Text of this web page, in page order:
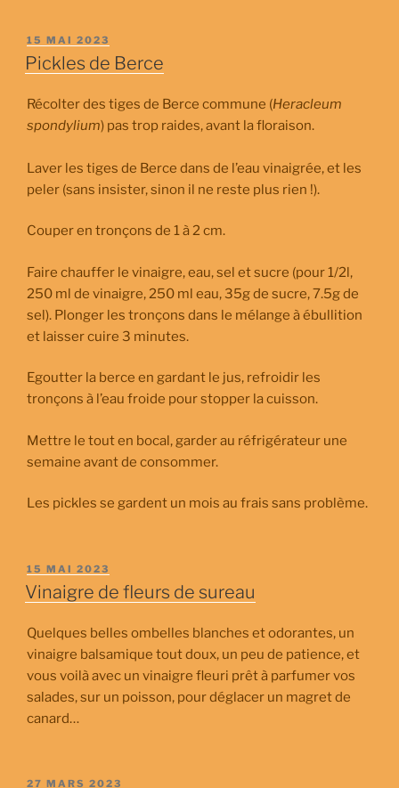
PUBLIÉ
LE
15 MAI 2023
Pickles de Berce
Récolter des tiges de Berce commune (Heracleum
spondylium) pas trop raides, avant la floraison.
Laver les tiges de Berce dans de l’eau vinaigrée, et les
peler (sans insister, sinon il ne reste plus rien !).
Couper en tronçons de 1 à 2 cm.
Faire chauffer le vinaigre, eau, sel et sucre (pour 1/2l,
250 ml de vinaigre, 250 ml eau, 35g de sucre, 7.5g de
sel). Plonger les tronçons dans le mélange à ébullition
et laisser cuire 3 minutes.
Egoutter la berce en gardant le jus, refroidir les
tronçons à l’eau froide pour stopper la cuisson.
Mettre le tout en bocal, garder au réfrigérateur une
semaine avant de consommer.
Les pickles se gardent un mois au frais sans problème.
PUBLIÉ
LE
15 MAI 2023
Vinaigre de fleurs de sureau
Quelques belles ombelles blanches et odorantes, un
vinaigre balsamique tout doux, un peu de patience, et
vous voilà avec un vinaigre fleuri prêt à parfumer vos
salades, sur un poisson, pour déglacer un magret de
canard…
PUBLIÉ
27 MARS 2023